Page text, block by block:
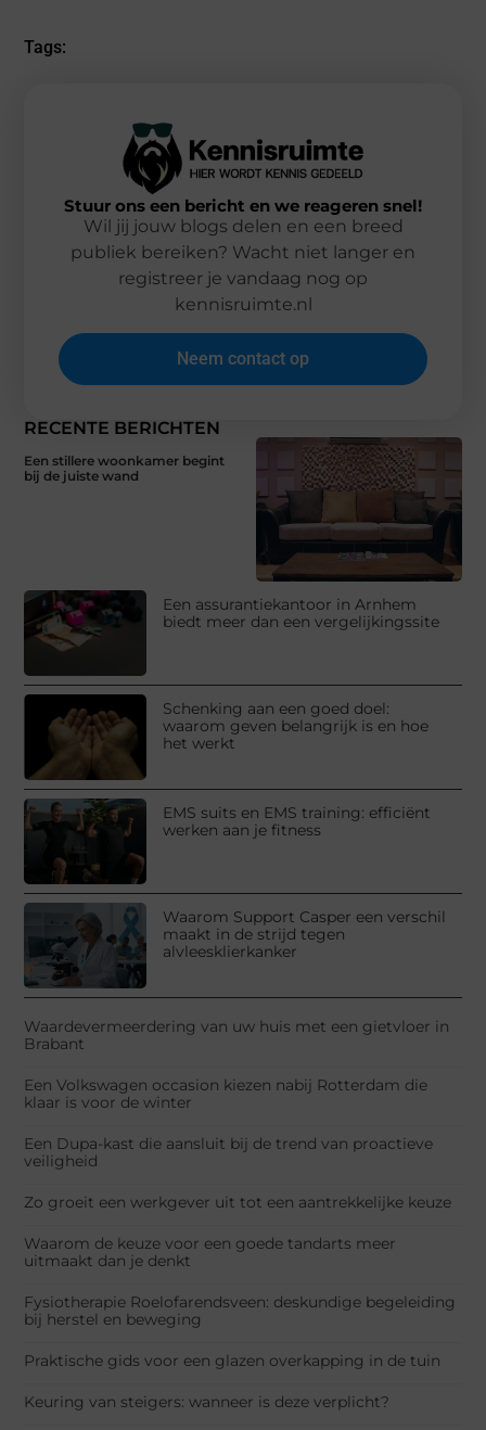
Tags:
RECENTE BERICHTEN
Een stillere woonkamer begint
bij de juiste wand
Een assurantiekantoor in Arnhem
biedt meer dan een vergelijkingssite
Schenking aan een goed doel:
waarom geven belangrijk is en hoe
het werkt
EMS suits en EMS training: efficiënt
werken aan je fitness
Waarom Support Casper een verschil
maakt in de strijd tegen
alvleesklierkanker
Waardevermeerdering van uw huis met een gietvloer in
Brabant
Een Volkswagen occasion kiezen nabij Rotterdam die
klaar is voor de winter
Een Dupa-kast die aansluit bij de trend van proactieve
veiligheid
Zo groeit een werkgever uit tot een aantrekkelijke keuze
Waarom de keuze voor een goede tandarts meer
uitmaakt dan je denkt
Fysiotherapie Roelofarendsveen: deskundige begeleiding
bij herstel en beweging
Praktische gids voor een glazen overkapping in de tuin
Keuring van steigers: wanneer is deze verplicht?
Stuur ons een bericht en we reageren snel!
Wil jij jouw blogs delen en een breed
publiek bereiken? Wacht niet langer en
registreer je vandaag nog op
kennisruimte.nl
Neem contact op